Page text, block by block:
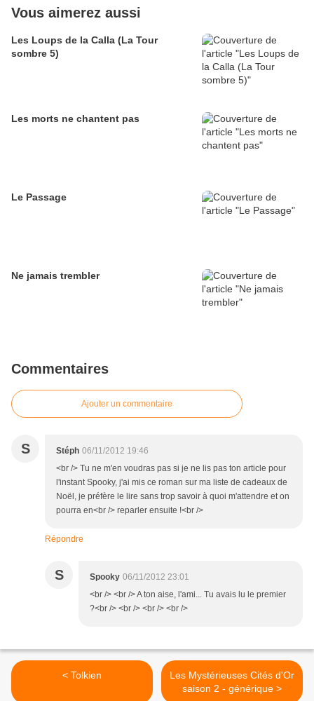
Vous aimerez aussi
Les Loups de la Calla (La Tour
sombre 5)
Les morts ne chantent pas
Le Passage
Ne jamais trembler
Commentaires
Ajouter un commentaire
S Stéph 06/11/2012 19:46
<br /> Tu ne m'en voudras pas si je ne lis pas ton article pour
l'instant Spooky, j'ai mis ce roman sur ma liste de cadeaux de
Noël, je préfère le lire sans trop savoir à quoi m'attendre et on
pourra en<br /> reparler ensuite !<br />
Répondre
S Spooky 06/11/2012 23:01
<br /> <br /> A ton aise, l'ami... Tu avais lu le premier
?<br /> <br /> <br /> <br />
< Tolkien
Les Mystérieuses Cités d'Or
saison 2 - générique >